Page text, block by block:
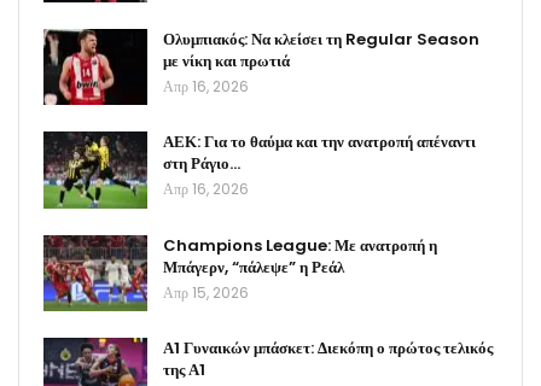
Ολυμπιακός: Να κλείσει τη Regular Season
με νίκη και πρωτιά
Απρ 16, 2026
ΑΕΚ: Για το θαύμα και την ανατροπή απέναντι
στη Ράγιο…
Απρ 16, 2026
Champions League: Με ανατροπή η
Μπάγερν, “πάλεψε” η Ρεάλ
Απρ 15, 2026
Α1 Γυναικών μπάσκετ: Διεκόπη ο πρώτος τελικός
της Α1